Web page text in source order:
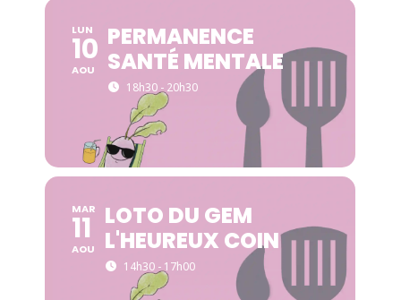
LUN
10
AOU
PERMANENCE
SANTÉ MENTALE
18h30 - 20h30
MAR
11
AOU
LOTO DU GEM
L'HEUREUX COIN
14h30 - 17h00